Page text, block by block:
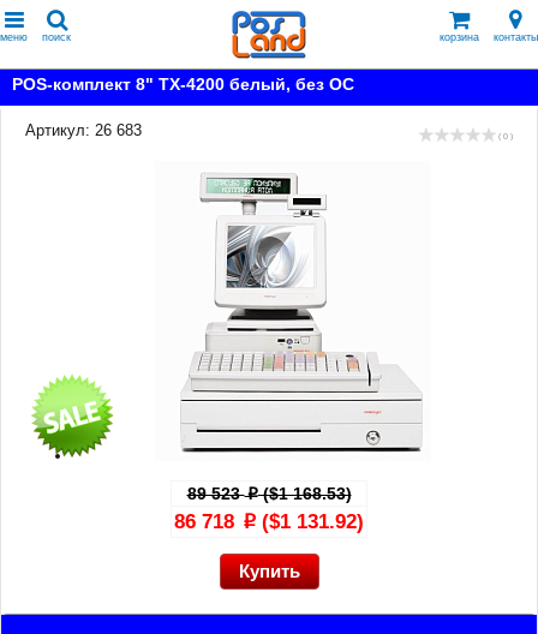
меню поиск корзина контакты
POS-комплект 8" TX-4200 белый, без ОС
Артикул: 26 683 ( 0 )
89 523p($1 168.53)
86 718 p ($1 131.92)